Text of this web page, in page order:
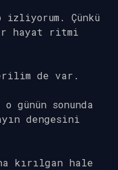
izliyorum. Çünkü
hayat ritmi
de var.
günün sonunda
dengesini
kırılgan hale